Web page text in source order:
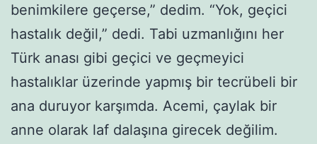
benimkilere geçerse,” dedim. “Yok, geçici
hastalık değil,” dedi. Tabi uzmanlığını her
Türk anası gibi geçici ve geçmeyici
hastalıklar üzerinde yapmış bir tecrübeli bir
ana duruyor karşımda. Acemi, çaylak bir
anne olarak laf dalaşına girecek değilim.